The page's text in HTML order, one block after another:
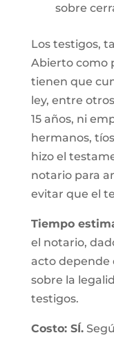
sobre
Los testigos,
Abierto como
tienen que
ley, entre
15 años, ni
hermanos,
hizo el
notario para
evitar que el
Tiempo
el notario,
acto depende
sobre la
testigos.
Costo: SÍ.